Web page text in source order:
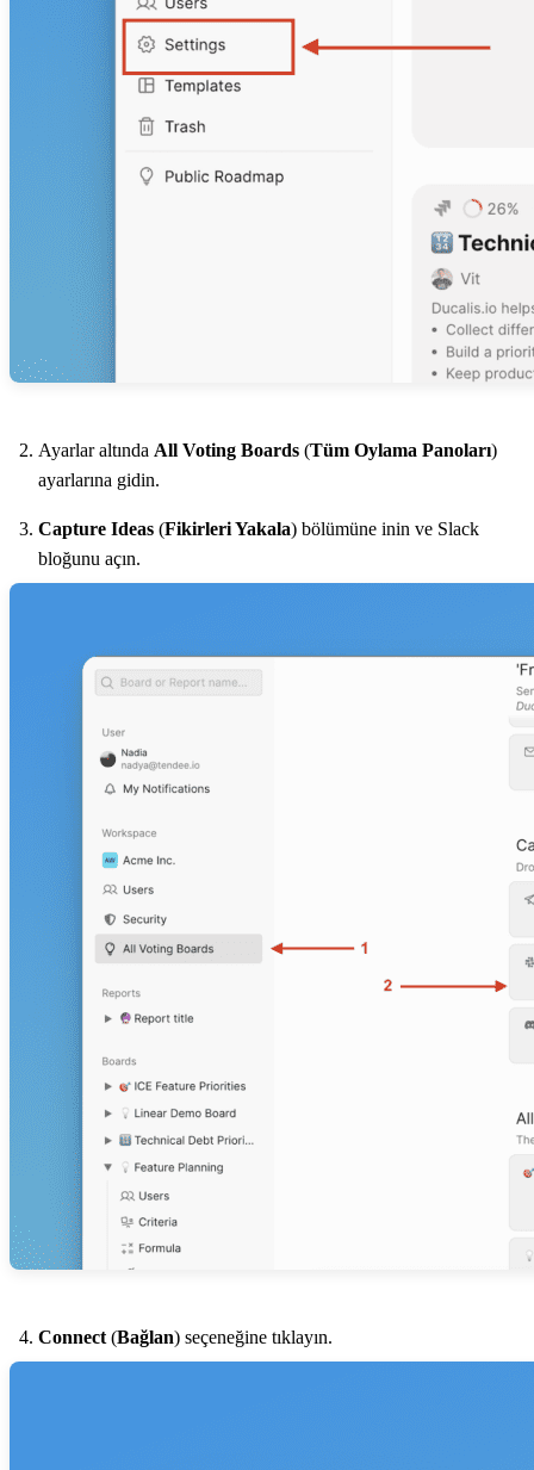
Ayarlar altında All Voting Boards (Tüm Oylama Panoları)
ayarlarına gidin.
Capture Ideas (Fikirleri Yakala) bölümüne inin ve Slack
bloğunu açın.
Connect (Bağlan) seçeneğine tıklayın.